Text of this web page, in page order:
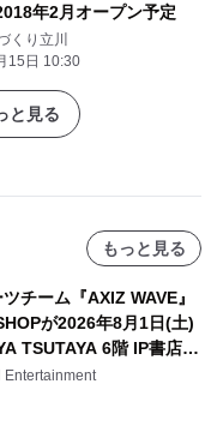
年2月オープン予定
くり立川
15日 10:30
と見る
もっと見る
チーム『AXIZ WAVE』
が2026年8月1日(土)
TSUTAYA 6階 IP書店で
Entertainment